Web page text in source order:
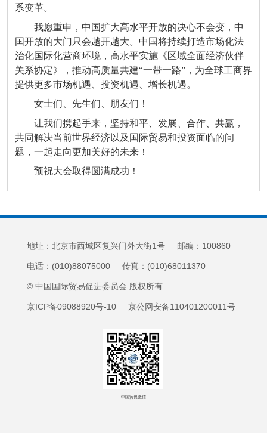
系变革。
我愿重申，中国扩大高水平开放的决心不会变，中
国开放的大门只会越开越大。中国将持续打造市场化法
治化国际化营商环境，高水平实施《区域全面经济伙伴
关系协定》，推动高质量共建“一带一路”，为全球工商界
提供更多市场机遇、投资机遇、增长机遇。
女士们、先生们、朋友们！
让我们携起手来，坚持和平、发展、合作、共赢，
共同解决当前世界经济以及国际贸易和投资面临的问
题，一起走向更加美好的未来！
预祝大会取得圆满成功！
地址：北京市西城区复兴门外大街1号 邮编：100860
电话：(010)88075000 传真：(010)68011370
© 中国国际贸易促进委员会 版权所有
京ICP备09088920号-10 京公网安备110401200011号
中国贸促微信